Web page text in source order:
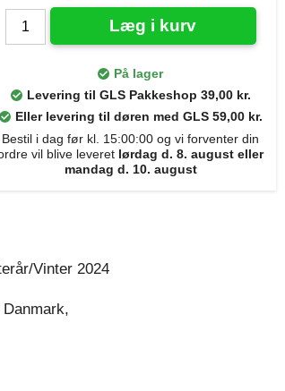
Læg i kurv
På lager
Levering til GLS Pakkeshop 39,00 kr.
Eller levering til døren med GLS 59,00 kr.
Bestil i dag før kl. 15:00:00 og vi forventer din
vil blive leveret lørdag d. 8. august eller
mandag d. 10. august
Vinter 2024